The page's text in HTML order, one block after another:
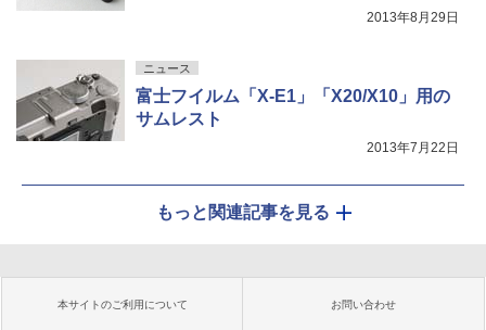
2013年8月29日
ニュース
富士フイルム「X-E1」「X20/X10」用の
サムレスト
2013年7月22日
もっと関連記事を見る
本サイトのご利用について お問い合わせ